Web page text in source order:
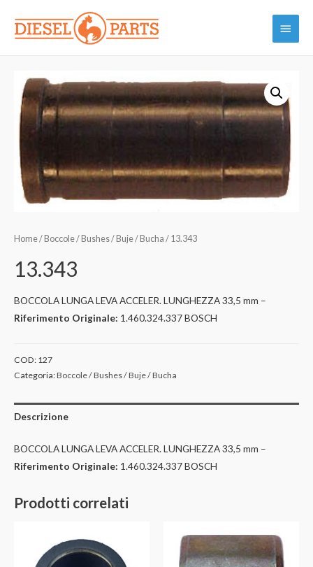
contenuto
Menu
Home/ Boccole / Bushes / Buje / Bucha / 13.343
13.343
BOCCOLA LUNGA LEVA ACCELER. LUNGHEZZA 33,5 mm –
Riferimento Originale: 1.460.324.337 BOSCH
COD: 127
Categoria:Boccole / Bushes / Buje / Bucha
Descrizione
BOCCOLA LUNGA LEVA ACCELER. LUNGHEZZA 33,5 mm –
Riferimento Originale: 1.460.324.337 BOSCH
Prodotti correlati